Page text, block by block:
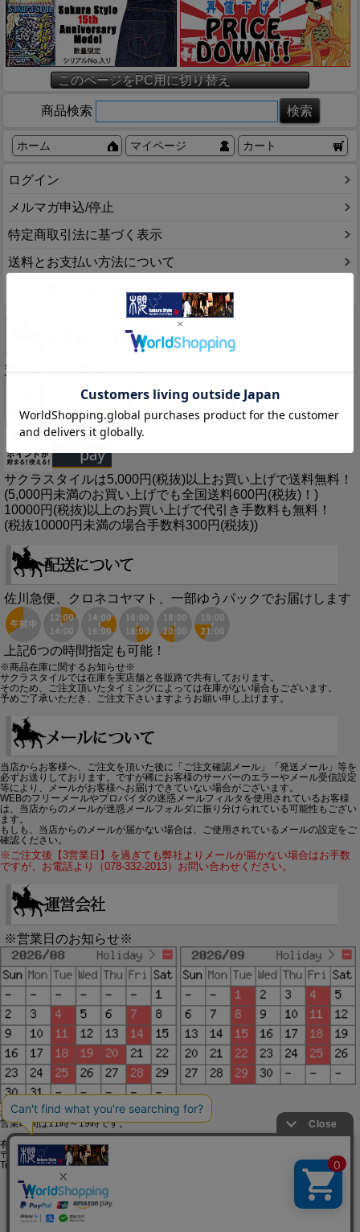
このページをPC用に切り替え
商品検索
ホーム マイページ カート
ログイン
メルマガ申込/停止
特定商取引法に基づく表示
送料とお支払い方法について
個人情報の取扱いについて
選べる8つの支払い方法
サクラスタイルは5,000円(税抜)以上お買い上げで送料無料！
(5,000円未満のお買い上げでも全国送料600円(税抜)！)
10000円(税抜)以上のお買い上げで代引き手数料も無料！
(税抜10000円未満の場合手数料300円(税抜))
佐川急便、クロネコヤマト、一部ゆうパックでお届けします
上記6つの時間指定も可能！
※商品在庫に関するお知らせ※
サクラスタイルでは在庫を実店舗と各販路で共有しております。
そのため、ご注文頂いたタイミングによっては在庫がない場合もございます。
予めご了承いただき、ご注文下さいますようお願い申し上げます。
当店からお客様へ、ご注文を頂いた後に「ご注文確認メール」「発送メール」等を
必ずお送りしております。ですが稀にお客様のサーバーのエラーやメール受信設定
等により、メールがお客様へお届けできていない場合がございます。
WEBのフリーメールやプロバイダの迷惑メールフィルタを使用されているお客様
は、当店からのメールが迷惑メールフォルダに振り分けられている可能性もござい
ます。
もしも、当店からのメールが届かない場合は、ご使用されているメールの設定をご
確認ください。
※ご注文後【3営業日】を過ぎても弊社よりメールが届かない場合はお手数
ですが、お電話より（078-332-2013）お問い合わせください。
※営業日のお知らせ※
赤字で塗られた日は配送定休日です。
営業時間は11時～19時です。
有限会社ジップジップ SakuraStyle通販事業部
〒650-0021 神戸市中央区三宮町3-9-19イトウビル1,4F
Tel:078-332-2013 FAX:078-333-6644
SSL/TLSとは?